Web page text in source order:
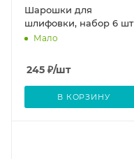
Шарошки для
шлифовки, набор 6 шт
Мало
245 ₽/шт
В КОРЗИНУ